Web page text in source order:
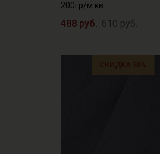
200гр/м.кв
488 руб. 610 руб.